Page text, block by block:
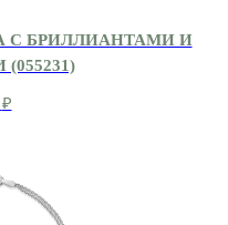
С БРИЛЛИАНТАМИ И
₽